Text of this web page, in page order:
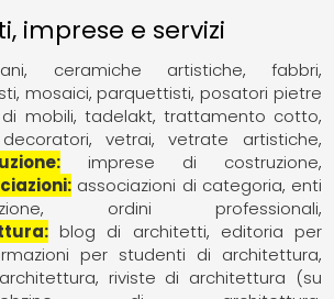
imprese e servizi
ceramiche artistiche
fabbri
mosaici parquettisti posatori pietre
mobili tadelakt trattamento cotto
vetrai
vetrate artistiche
imprese di costruzione
associazioni di categoria enti
ordini professionali
blog di architetti
editoria per
per studenti di architettura
riviste di architettura (su